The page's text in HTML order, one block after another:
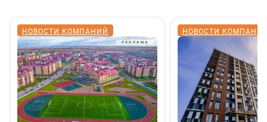
НОВОСТИ КОМПАНИЙ НОВОСТИ